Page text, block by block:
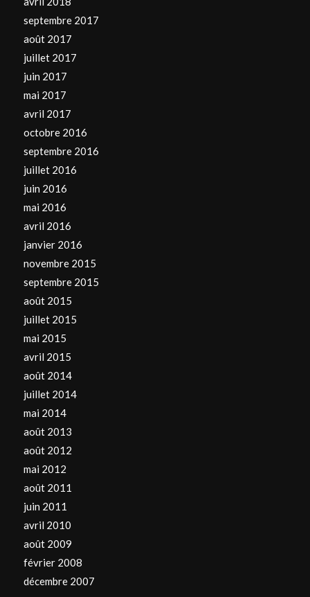
septembre 2017
août 2017
juillet 2017
juin 2017
mai 2017
avril 2017
octobre 2016
septembre 2016
juillet 2016
juin 2016
mai 2016
avril 2016
janvier 2016
novembre 2015
septembre 2015
août 2015
juillet 2015
mai 2015
avril 2015
août 2014
juillet 2014
mai 2014
août 2013
août 2012
mai 2012
août 2011
juin 2011
avril 2010
août 2009
février 2008
décembre 2007